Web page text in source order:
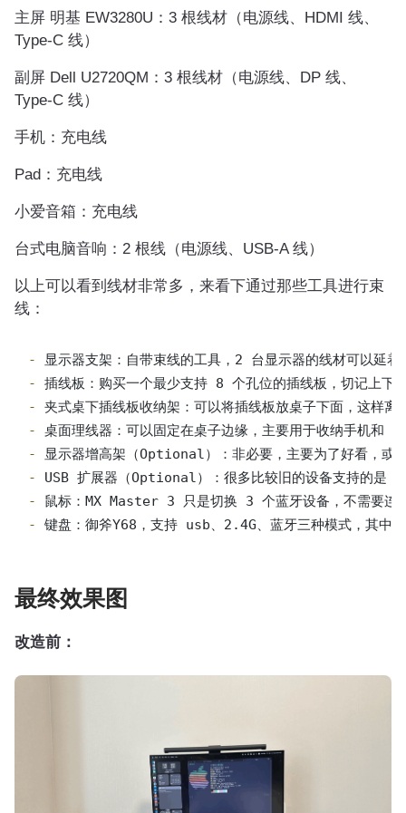
主屏 明基 EW3280U：3 根线材（电源线、HDMI 线、
Type-C 线）
副屏 Dell U2720QM：3 根线材（电源线、DP 线、
Type-C 线）
手机：充电线
Pad：充电线
小爱音箱：充电线
台式电脑音响：2 根线（电源线、USB-A 线）
以上可以看到线材非常多，来看下通过那些工具进行束
线：
-
-
-
-
-
-
-
- 键盘：御斧Y68，支持 usb、2.4G、蓝牙三种模式，其中
最终效果图
改造前：